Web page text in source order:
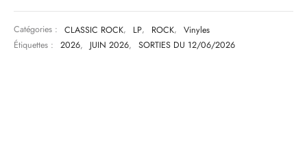
Catégories : CLASSIC ROCK, LP, ROCK,
Vinyles
Étiquettes :
2026, JUIN 2026, SORTIES DU 12/06/2026